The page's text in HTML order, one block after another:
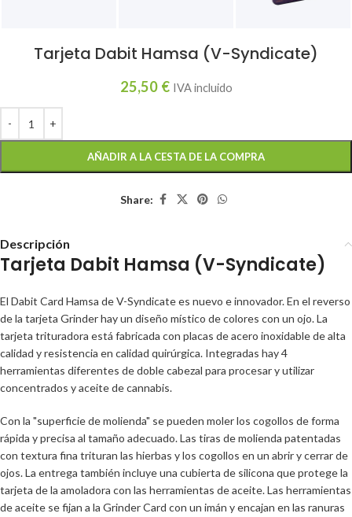
Tarjeta Dabit Hamsa (V-Syndicate)
25,50 € IVA incluido
AÑADIR A LA CESTA DE LA COMPRA
Share:
Descripción
Tarjeta Dabit Hamsa (V-Syndicate)
El Dabit Card Hamsa de V-Syndicate es nuevo e innovador. En el reverso
de la tarjeta Grinder hay un diseño místico de colores con un ojo. La
tarjeta trituradora está fabricada con placas de acero inoxidable de alta
calidad y resistencia en calidad quirúrgica. Integradas hay 4
herramientas diferentes de doble cabezal para procesar y utilizar
concentrados y aceite de cannabis.
Con la "superficie de molienda" se pueden moler los cogollos de forma
rápida y precisa al tamaño adecuado. Las tiras de molienda patentadas
con textura fina trituran las hierbas y los cogollos en un abrir y cerrar de
ojos. La entrega también incluye una cubierta de silicona que protege la
tarjeta de la amoladora con las herramientas de aceite. Las herramientas
de aceite se fijan a la Grinder Card con un imán y encajan en las ranuras